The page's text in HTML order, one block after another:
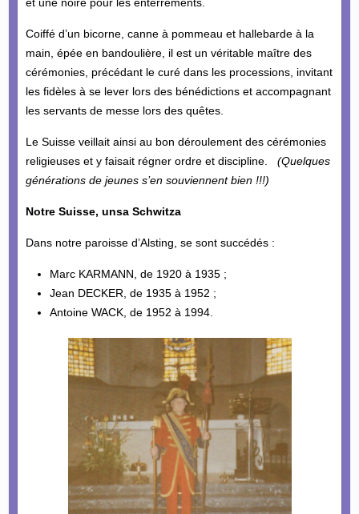
Coiffé d’un bicorne, canne à pommeau et hallebarde à la
main, épée en bandoulière, il est un véritable maître des
cérémonies, précédant le curé dans les processions, invitant
les fidèles à se lever lors des bénédictions et accompagnant
les servants de messe lors des quêtes.
Le Suisse veillait ainsi au bon déroulement des cérémonies
religieuses et y faisait régner ordre et discipline. (Quelques
générations de jeunes s’en souviennent bien !!!)
Notre Suisse, unsa Schwitza
Dans notre paroisse d’Alsting, se sont succédés :
Marc KARMANN, de 1920 à 1935 ;
Jean DECKER, de 1935 à 1952 ;
Antoine WACK, de 1952 à 1994.